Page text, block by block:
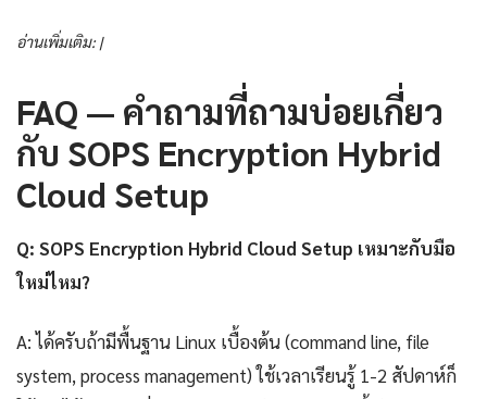
อ่านเพิ่มเติม: |
FAQ — คำถามที่ถามบ่อยเกี่ยว
กับ SOPS Encryption Hybrid
Cloud Setup
Q: SOPS Encryption Hybrid Cloud Setup เหมาะกับมือ
ใหม่ไหม?
A: ได้ครับถ้ามีพื้นฐาน Linux เบื้องต้น (command line, file
system, process management) ใช้เวลาเรียนรู้ 1-2 สัปดาห์ก็